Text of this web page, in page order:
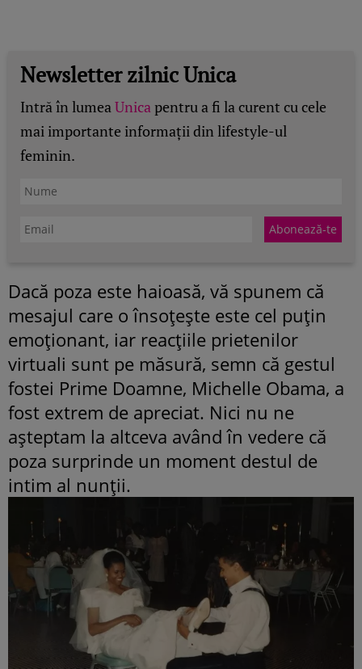
Newsletter zilnic Unica
Intră în lumeaUnicapentru a fi la curent cu cele
mai importante informații din lifestyle-ul
feminin.
Dacă poza este haioasă, vă spunem că
mesajul care o însoțește este cel puțin
emoționant, iar reacțiile prietenilor
virtuali sunt pe măsură, semn că gestul
fostei Prime Doamne, Michelle Obama, a
fost extrem de apreciat. Nici nu ne
așteptam la altceva având în vedere că
poza surprinde un moment destul de
intim al nunții.